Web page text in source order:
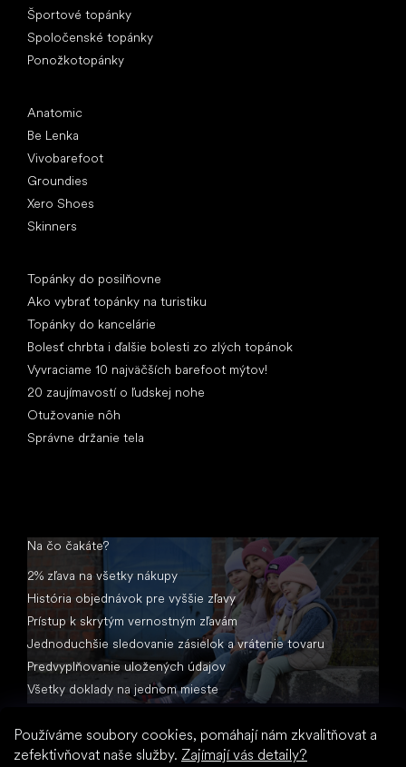
Používáme soubory cookies, pomáhají nám zkvalitňovat a
zefektivňovat naše služby. Zajímají vás detaily?
Športové topánky
Spoločenské topánky
Ponožkotopánky
Anatomic
Be Lenka
Vivobarefoot
Groundies
Xero Shoes
Skinners
Topánky do posilňovne
Ako vybrať topánky na turistiku
Topánky do kancelárie
Bolesť chrbta i ďalšie bolesti zo zlých topánok
Vyvraciame 10 najväčších barefoot mýtov!
20 zaujímavostí o ľudskej nohe
Otužovanie nôh
Správne držanie tela
Na čo čakáte?
2% zľava na všetky nákupy
História objednávok pre vyššie zľavy
Prístup k skrytým vernostným zľavám
Jednoduchšie sledovanie zásielok a vrátenie tovaru
Predvyplňovanie uložených údajov
Všetky doklady na jednom mieste